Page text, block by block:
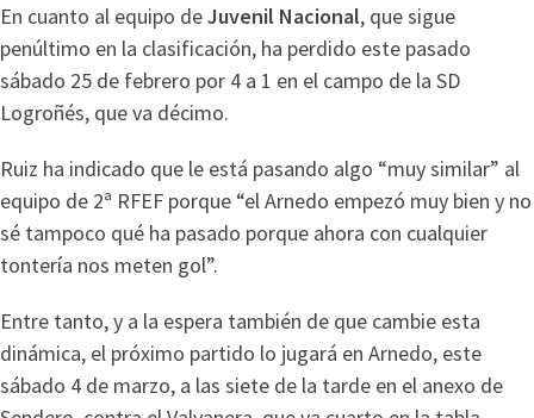
En cuanto al equipo deJuvenil Nacional, que sigue
penúltimo en la clasificación, ha perdido este pasado
sábado 25 de febrero por 4 a 1 en el campo de la SD
Logroñés, que va décimo.
Ruiz ha indicado que le está pasando algo “muy similar” al
equipo de 2ª RFEF porque “el Arnedo empezó muy bien y no
sé tampoco qué ha pasado porque ahora con cualquier
tontería nos meten gol”.
Entre tanto, y a la espera también de que cambie esta
dinámica, el próximo partido lo jugará en Arnedo, este
sábado 4 de marzo, a las siete de la tarde en el anexo de